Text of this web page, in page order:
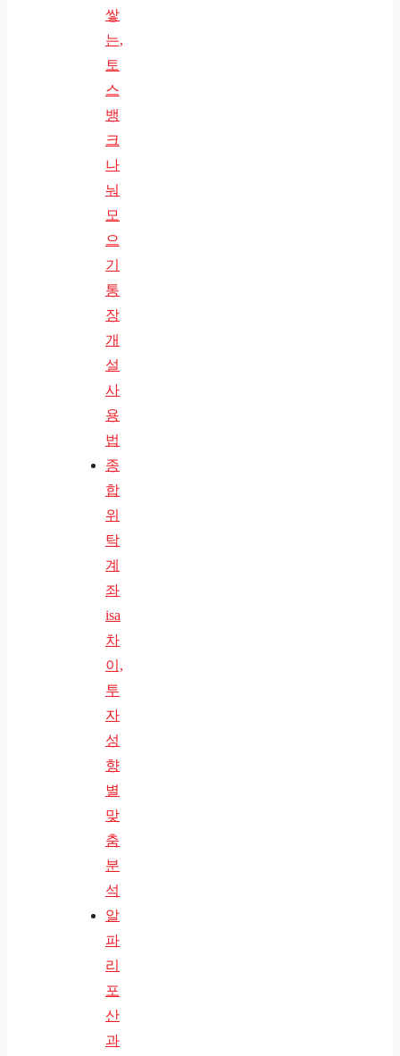
쌓
는,
토
스
뱅
크
나
눠
모
으
기
통
장
개
설
사
용
법
종
합
위
탁
계
좌
isa
차
이,
투
자
성
향
별
맞
춤
분
석
알
파
리
포
산
과